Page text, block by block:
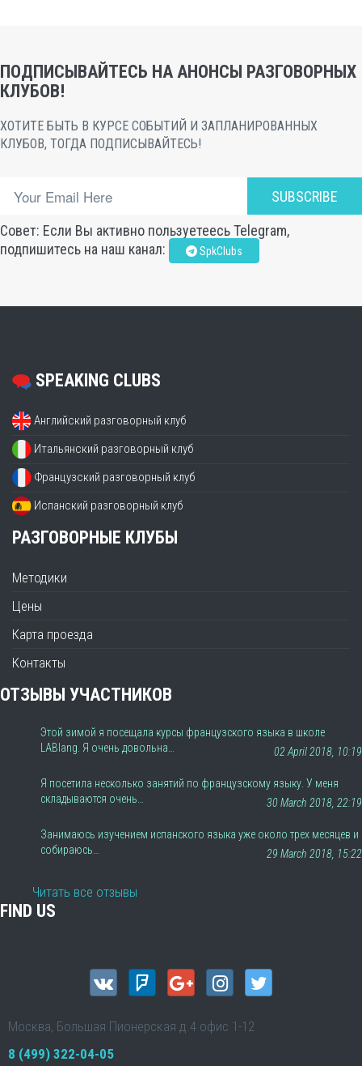
ПОДПИСЫВАЙТЕСЬ НА АНОНСЫ РАЗГОВОРНЫХ
КЛУБОВ!
ХОТИТЕ БЫТЬ В КУРСЕ СОБЫТИЙ И ЗАПЛАНИРОВАННЫХ
КЛУБОВ, ТОГДА ПОДПИСЫВАЙТЕСЬ!
SUBSCRIBE
Совет: Если Вы активно пользуетеесь Telegram,
подпишитесь на наш канал:
SpkClubs
SPEAKING CLUBS
Английский разговорный клуб
Итальянский разговорный клуб
Французский разговорный клуб
Испанский разговорный клуб
РАЗГОВОРНЫЕ КЛУБЫ
Методики
Цены
Карта проезда
Контакты
ОТЗЫВЫ УЧАСТНИКОВ
Этой зимой я посещала курсы французского языка в школе
LABlang. Я очень довольна…
02 April 2018, 10:19
Я посетила несколько занятий по французскому языку. У меня
складываются очень…
30 March 2018, 22:19
Занимаюсь изучением испанского языка уже около трех месяцев и
собираюсь…
29 March 2018, 15:22
Читать все отзывы
FIND US
Москва, Большая Пионерская д.4 офис 1-12
8 (499) 322-04-05